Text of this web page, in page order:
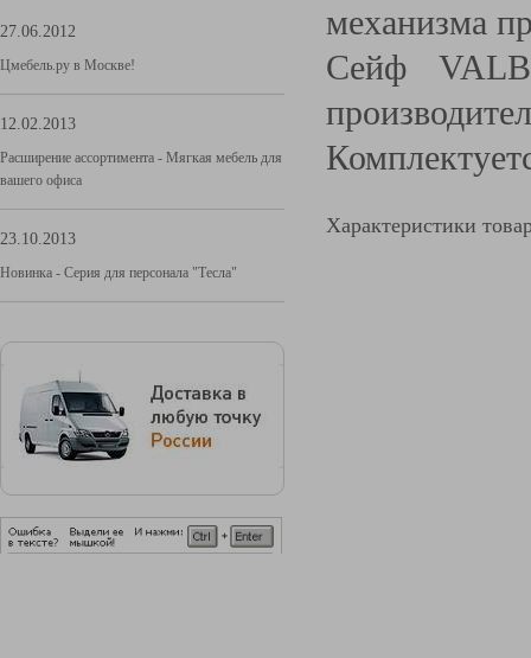
27.06.2012
Цмебель.ру в Москве!
12.02.2013
Расширение ассортимента - Мягкая мебель для
вашего офиса
23.10.2013
Новинка - Серия для персонала "Тесла"
механизма
Сейф
Характеристики